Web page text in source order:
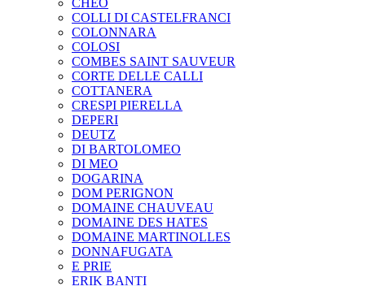
CHEO
COLLI DI CASTELFRANCI
COLONNARA
COLOSI
COMBES SAINT SAUVEUR
CORTE DELLE CALLI
COTTANERA
CRESPI PIERELLA
DEPERI
DEUTZ
DI BARTOLOMEO
DI MEO
DOGARINA
DOM PERIGNON
DOMAINE CHAUVEAU
DOMAINE DES HATES
DOMAINE MARTINOLLES
DONNAFUGATA
E PRIE
ERIK BANTI